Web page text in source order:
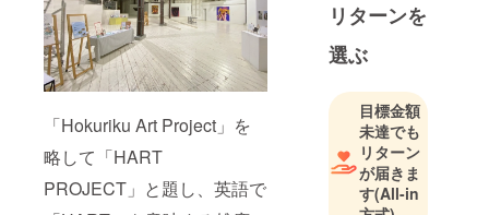
「Hokuriku Art Project」を
略して「HART
PROJECT」と題し、英語で
ています。
まず、美術
作品や映
像、音楽の
制作など若
手アーティ
ストの「作
品」を発信
リターンを
選ぶ
目標金額
未達でも
リターン
が届きま
す(All-in